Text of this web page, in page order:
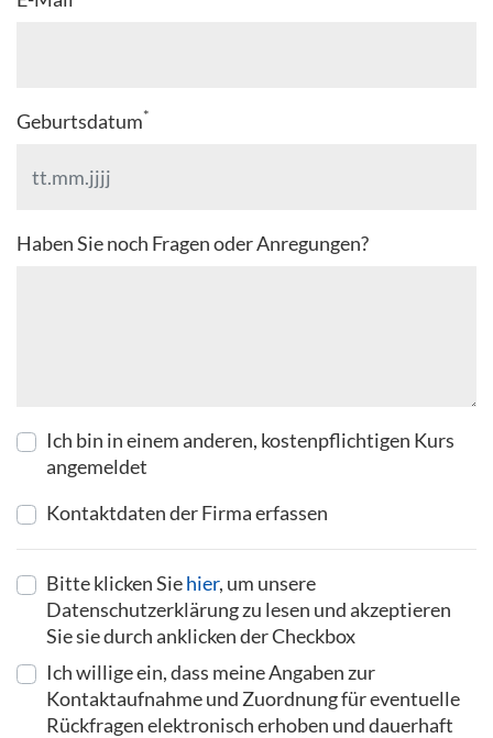
Geburtsdatum*
Haben Sie noch Fragen oder Anregungen?
Ich bin in einem anderen, kostenpflichtigen Kurs
angemeldet
Kontaktdaten der Firma erfassen
Bitte klicken Siehier, um unsere
Datenschutzerklärung zu lesen und akzeptieren
Sie sie durch anklicken der Checkbox
Ich willige ein, dass meine Angaben zur
Kontaktaufnahme und Zuordnung für eventuelle
Rückfragen elektronisch erhoben und dauerhaft